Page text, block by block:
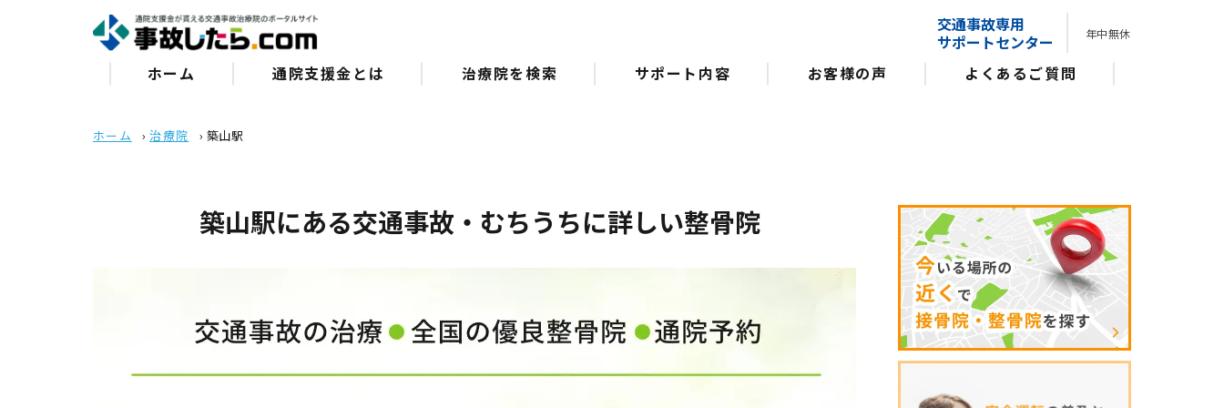
交通事故専用
サポートセンター
年中無休
ホーム 通院⽀援⾦とは 治療院を検索 サポート内容 お客様の声 よくあるご質問
ホーム ›治療院 › 築山駅
築山駅にある交通事故・むちうちに詳しい整骨院